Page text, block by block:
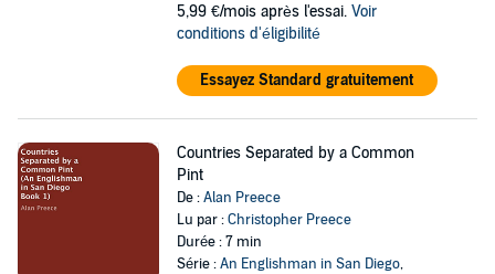
5,99 €/mois après l'essai. Voir
conditions d'éligibilité
Essayez Standard gratuitement
Countries Separated by a Common
Pint
De :Alan Preece
Lu par :Christopher Preece
Durée : 7 min
Série :An Englishman in San Diego,